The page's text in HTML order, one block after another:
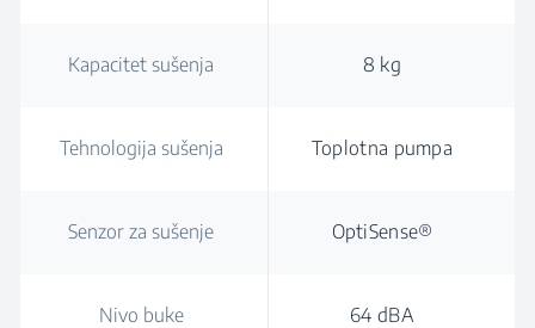
Kapacitet sušenja 8 kg
Tehnologija sušenja Toplotna pumpa
Senzor za sušenje OptiSense®
Nivo buke 64 dBA